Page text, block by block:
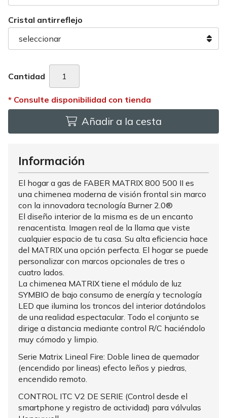
Cristal antirreflejo
Cantidad
Añadir a la cesta
Información
El hogar a gas de FABER MATRIX 800 500 II es
una chimenea moderna de visión frontal sin marco
con la innovadora tecnología Burner 2.0®
El diseño interior de la misma es de un encanto
renacentista. Imagen real de la llama que viste
cualquier espacio de tu casa. Su alta eficiencia hace
del MATRIX una opción perfecta. El hogar se puede
personalizar con marcos opcionales de tres o
cuatro lados.
La chimenea MATRIX tiene el módulo de luz
SYMBIO de bajo consumo de energía y tecnología
LED que ilumina los troncos del interior dotándolos
de una realidad espectacular. Todo el conjunto se
dirige a distancia mediante control R/C haciéndolo
muy cómodo y limpio.
Serie Matrix Lineal Fire: Doble linea de quemador
(encendido por lineas) efecto leños y piedras,
encendido remoto.
CONTROL ITC V2 DE SERIE (Control desde el
smartphone y registro de actividad) para válvulas